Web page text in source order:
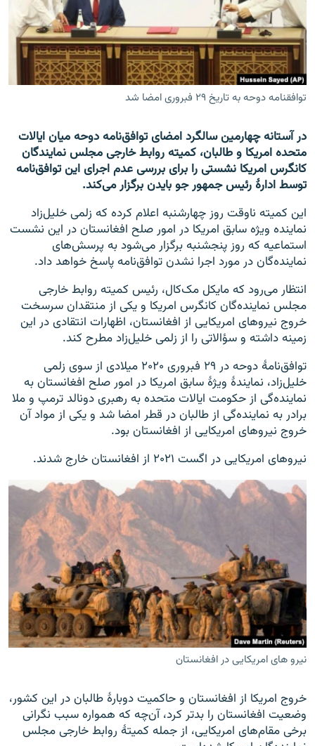
تماس
صفحه پشتو
Azadi English
همۀ سایت‌های رادیو آزادی/ رادیو اروپای آزاد
توافقنامه دوحه به تاریخ ۲۹ فبروری امضا شد
در آستانه چهارمین سالگرد امضای توافق‌نامه دوحه میان ایالات
متحده امریکا و طالبان، کمیته روابط خارجی مجلس نمایندگان
کانگرس امریکا نشستی را برای بررسی عدم اجرای این توافق‌نامه
توسط ادارۀ رئیس جمهور جو بایدن برگزار می‌کند.
این کمیته ناوقت روز چهارشنبه اعلام کرده که زلمی خلیل‌زاد
نماینده ویژه سابق امریکا در امور صلح افغانستان در این نشست
استماعیه که روز پنجشنبه برگزار می‌شود به پرسش‌های‌
نماینده‌گان در مورد اجرا نشدن توافق‌نامه پاسخ خواهد داد.
انتظار می‌رود که مایکل مک‌کال، رئیس کمیته روابط خارجی
مجلس نماینده‌گان کانگرس امریکا و یکی از منتقدان سرسخت
خروج نیروهای امریکایی از افغانستان، اظهارات انتقادی در این
زمینه داشته و سؤالاتی را از زلمی خلیل‌زاد مطرح کند.
توافق‌نامۀ دوحه در ۲۹ فبروری ۲۰۲۰ میلادی از سوی زلمی
خلیل‌زاد، نمایندۀ ویژۀ سابق امریکا در امور صلح افغانستان به
نماینده‌گی از حکومت ایالات متحده به رهبری دونالد ترمپ و ملا
برادر به نماینده‌گی از طالبان در قطر امضا شد و یکی از مواد آن
خروج نیروهای امریکایی از افغانستان بود.
نیروهای امریکایی در اگست ۲۰۲۱ از افغانستان خارج شدند.
نیرو های امریکایی در افغانستان
خروج امریکا از افغانستان و حاکمیت دوبارهٔ طالبان در این کشور،
وضعیت افغانستان را بدتر کرد، آن‌چه که همواره سبب نگرانی
برخی مقام‌های امریکایی، از جمله کمیتهٔ روابط خارجی مجلس